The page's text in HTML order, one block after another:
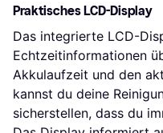
Praktisches LCD-Display
Das integrierte LCD-
Echtzeitinformationen
Akkulaufzeit und den
kannst du deine
sicherstellen, dass du